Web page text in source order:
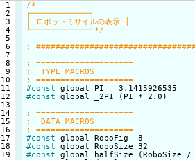
1
2
3
4
5
6
7
8
9
10
11
12
13
14
15
16
17
18
19
/*
┌────────────┐
│ ロボットミサイルの表示 │
└────────────┘*/
#const
#const
global _2PI (PI * 2.0)
#const
global
#const
global
#const